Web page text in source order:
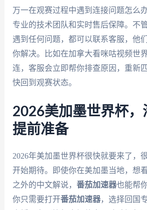
万一在观赛过程中遇到连接问题怎么办
专业的技术团队和实时售后保障。不
遇到任何问题，都可以联系客服，他
你解决。比如在加拿大看咪咕视频世
连，客服会立即帮你排查原因，重新
快回到观赛状态。
2026美加墨世界杯，
提前准备
2026年美加墨世界杯很快就要来了，
开始期待。即使你在美加墨当地，想
之外的中文解说， 番茄加速器也能帮
你只需要打开番茄加速器，选择回国